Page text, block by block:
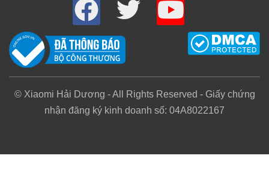
CÂU HỎI CHUNG THƯỜNG GẶP
© Xiaomi Hải Dương - All Rights Reserved - Giấy chứng
nhận đăng ký kinh doanh số: 04A8022167